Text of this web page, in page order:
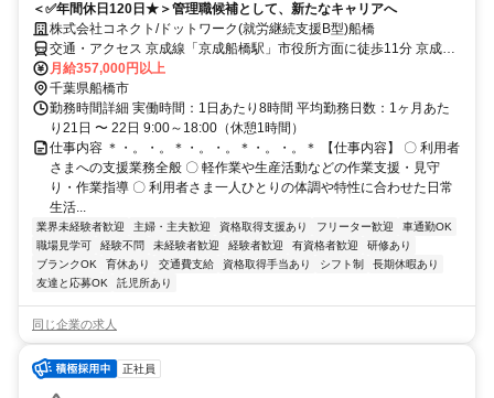
＜✅年間休日120日★＞管理職候補として、新たなキャリアへ
株式会社コネクト/ドットワーク(就労継続支援B型)船橋
交通・アクセス 京成線「京成船橋駅」市役所方面に徒歩11分 京成バ
ス・臨港線「湊町2丁目」徒歩3分 ★船橋市役所近くです
月給357,000円以上
千葉県船橋市
勤務時間詳細 実働時間：1日あたり8時間 平均勤務日数：1ヶ月あた
り21日 〜 22日 9:00～18:00（休憩1時間）
仕事内容 ＊・。・。＊・。・。＊・。・。＊ 【仕事内容】 〇 利用者
さまへの支援業務全般 〇 軽作業や生産活動などの作業支援・見守
り・作業指導 〇 利用者さま一人ひとりの体調や特性に合わせた日常
生活...
業界未経験者歓迎 主婦・主夫歓迎 資格取得支援あり フリーター歓迎
車通勤OK
職場見学可
経験不問 未経験者歓迎 経験者歓迎 有資格者歓迎
研修あり
ブランクOK
育休あり 交通費支給 資格取得手当あり シフト制
長期休暇あり
友達と応募OK
託児所あり
同じ企業の求人
正社員